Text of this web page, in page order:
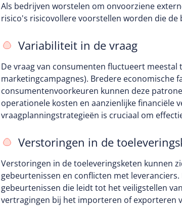
Als bedrijven worstelen om onvoorziene
risico's risicovollere voorstellen worden die
Variabiliteit in de vraag
De vraag van consumenten fluctueert
marketingcampagnes). Bredere economische
consumentenvoorkeuren kunnen deze
operationele kosten en aanzienlijke financiële
vraagplanningstrategieën is cruciaal om
Verstoringen in de
Verstoringen in de toeleveringsketen kunnen
gebeurtenissen en conflicten met
gebeurtenissen die leidt tot het veiligstellen
vertragingen bij het importeren of exporteren